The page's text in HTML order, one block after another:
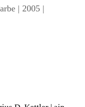
| 2005 |